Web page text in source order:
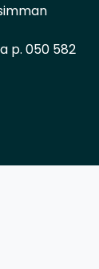
p. 050 582